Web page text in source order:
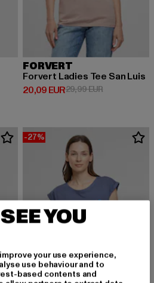
29,99 EUR
FORVERT
Forvert Ladies Tee San Luis
20,09 EUR
Derzeitiger Preis: 20,09 EUR
29,99 EURAktionspreis:
-27%
YOU
your use experience,
use behaviour and to
based contents and